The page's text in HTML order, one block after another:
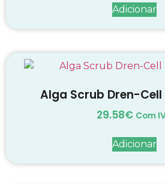
Adicionar
Alga Scrub Dren-
29.58€ Com
Adicionar